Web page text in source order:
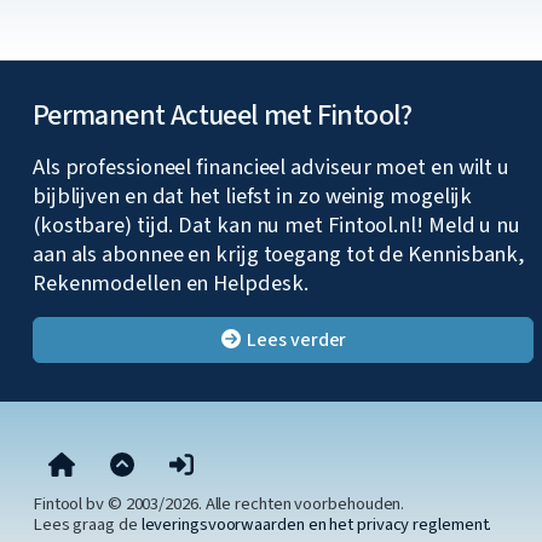
Permanent Actueel met Fintool?
Als professioneel financieel adviseur moet en wilt u
bijblijven en dat het liefst in zo weinig mogelijk
(kostbare) tijd. Dat kan nu met Fintool.nl! Meld u nu
aan als abonnee en krijg toegang tot de Kennisbank,
Rekenmodellen en Helpdesk.
Lees verder
Fintool bv © 2003/2026. Alle rechten voorbehouden.
Lees graag deleveringsvoorwaarden en het privacy reglement.